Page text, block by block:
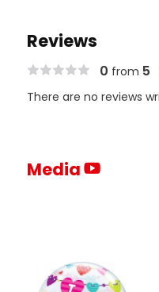
Reviews
0 from 5
There are no reviews
Media